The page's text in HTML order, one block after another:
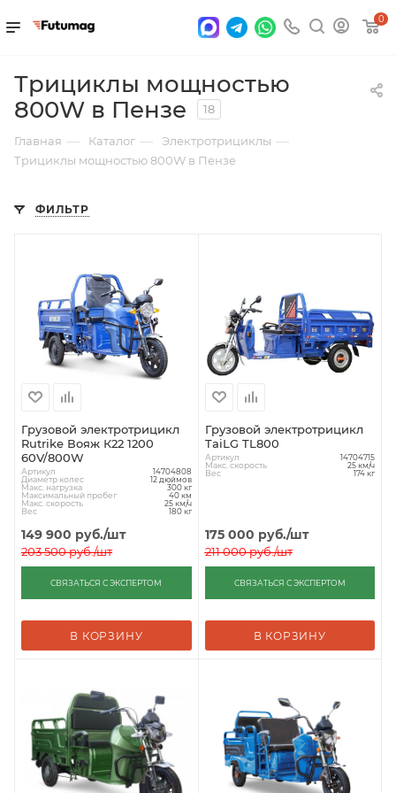
0
Трициклы мощностью
800W в Пензе
18
Главная — Каталог — Электротрициклы —
Трициклы мощностью 800W в Пензе
ФИЛЬТР
Грузовой электротрицикл
Rutrike Вояж К22 1200
60V/800W
Артикул 14704808
Диаметр колес 12 дюймов
Макс. нагрузка 300 кг
Максимальный пробег 40 км
Макс. скорость 25 км/ч
Вес 180 кг
149 900 руб./шт
203 500руб./шт
СВЯЗАТЬСЯ С ЭКСПЕРТОМ
В КОРЗИНУ
Грузовой электротрицикл
TaiLG TL800
Артикул 14704715
Макс. скорость 25 км/ч
Вес 174 кг
175 000 руб./шт
211 000руб./шт
СВЯЗАТЬСЯ С ЭКСПЕРТОМ
В КОРЗИНУ